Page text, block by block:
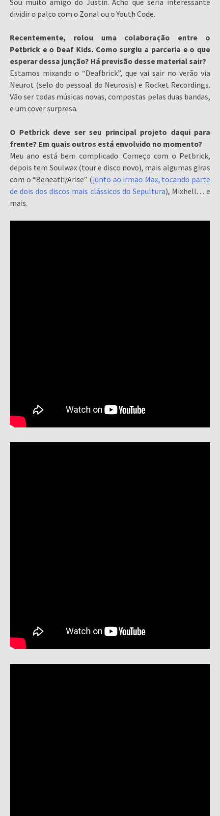
Sou muito amigo do Justin. Acho que seria interessante
dividir o palco com o Zonal ou o Youth Code.
Recentemente, rolou uma colaboração entre o
Petbrick e o Deaf Kids. Como surgiu a parceria e o que
esperar dessa junção? Há previsão desse material sair?
Estamos mixando o “Deafbrick”, que vai sair no verão via
Neurot (selo do pessoal do Neurosis) e Rocket Recordings.
Vão ser todas músicas novas, compostas pelas duas bandas,
e um cover surpresa.
O Petbrick deve ser seu principal projeto daqui para
frente? Em quais outros está envolvido no momento?
Meu ano está bem complicado. Começo com o Petbrick,
depois tem Soulwax (tour e disco novo), mais algumas giras
com o “Beneath/Arise” (junto ao irmão Max, tocando parte
de dois dos discos mais clássicos do Sepultura), Mixhell… e
mais.